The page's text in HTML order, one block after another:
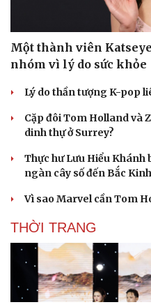
Một thành viên
nhóm vì lý do sức khỏe
Lý do thần tượng K-pop
Cặp đôi Tom Holland và
dinh thự ở Surrey?
Thực hư Lưu Hiểu Khánh
ngàn cây số đến Bắc
Vì sao Marvel cần Tom
THỜI TRANG